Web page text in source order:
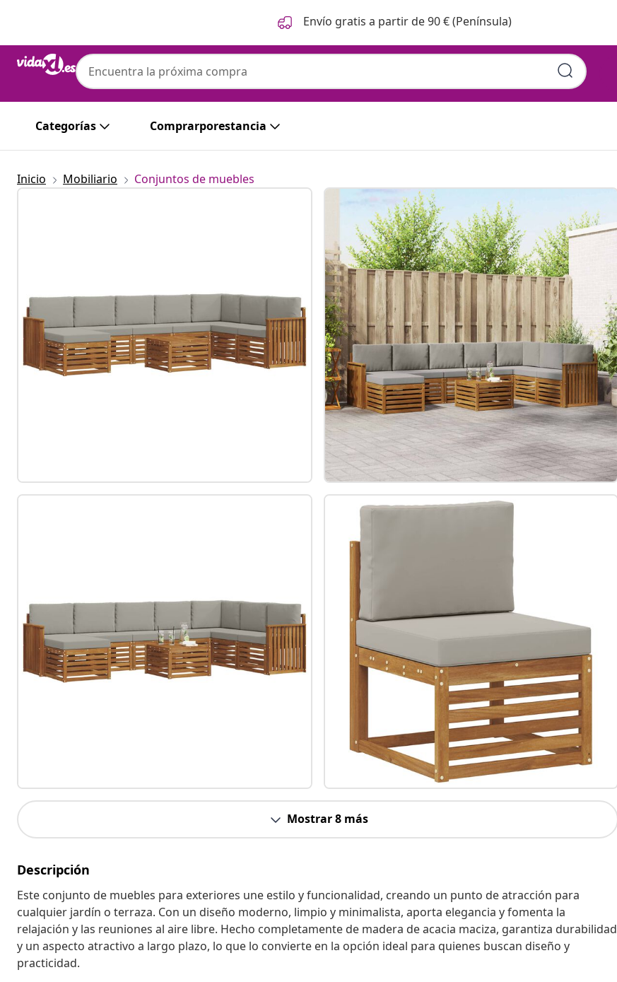
Envío gratis a partir de 90 € (Península)
Categorías Comprarporestancia
Inicio Mobiliario Conjuntos de muebles
Mostrar 8 más
Descripción
Este conjunto de muebles para exteriores une estilo y funcionalidad, creando un punto de atracción para
cualquier jardín o terraza. Con un diseño moderno, limpio y minimalista, aporta elegancia y fomenta la
relajación y las reuniones al aire libre. Hecho completamente de madera de acacia maciza, garantiza durabilidad
y un aspecto atractivo a largo plazo, lo que lo convierte en la opción ideal para quienes buscan diseño y
practicidad.